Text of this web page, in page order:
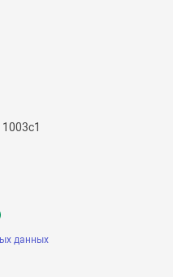
данных